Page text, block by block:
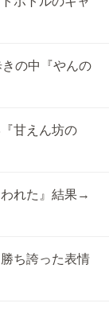
の中『やんの
甘えん坊の
れた』結果→
ち誇った表情